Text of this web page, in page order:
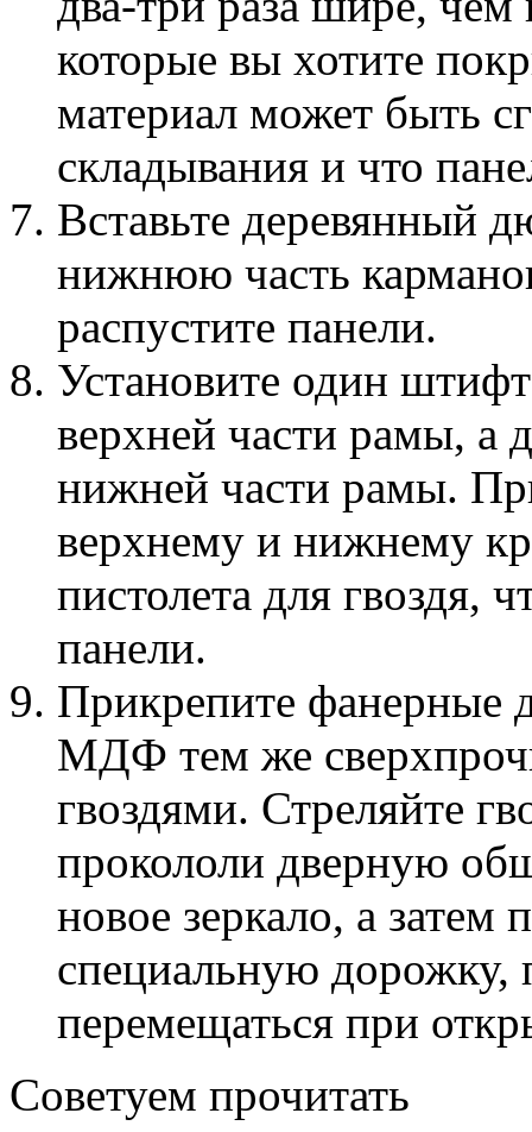
которые вы хотите
материал может быть
складывания и что
Вставьте деревянный
нижнюю часть
распустите панели.
Установите один
верхней части рамы, а
нижней части рамы.
верхнему и нижнему
пистолета для гвоздя,
панели.
Прикрепите фанерные
МДФ тем же
гвоздями. Стреляйте
прокололи дверную
новое зеркало, а затем
специальную
перемещаться при
Советуем прочитать